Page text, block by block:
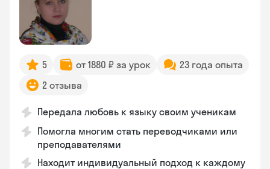
5 от 1880 ₽ за урок
23 года опыта
2 отзыва
Передала любовь к языку своим ученикам
Помогла многим стать переводчиками или
преподавателями
Находит индивидуальный подход к каждому